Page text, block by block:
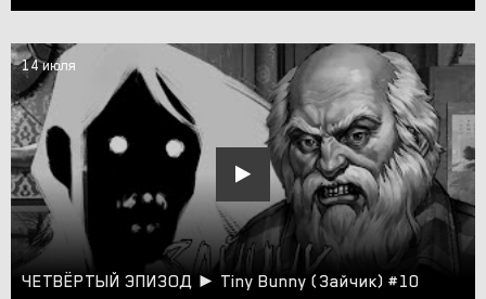
14 июля
ЧЕТВЁРТЫЙ ЭПИЗОД ► Tiny Bunny (Зайчик) #10